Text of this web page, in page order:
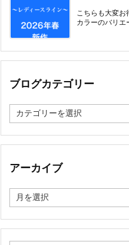
こちらも大変
カラーのバリエ
ブログカテゴリー
ロ
カ
ゴ
ー
アーカイブ
ー
イ